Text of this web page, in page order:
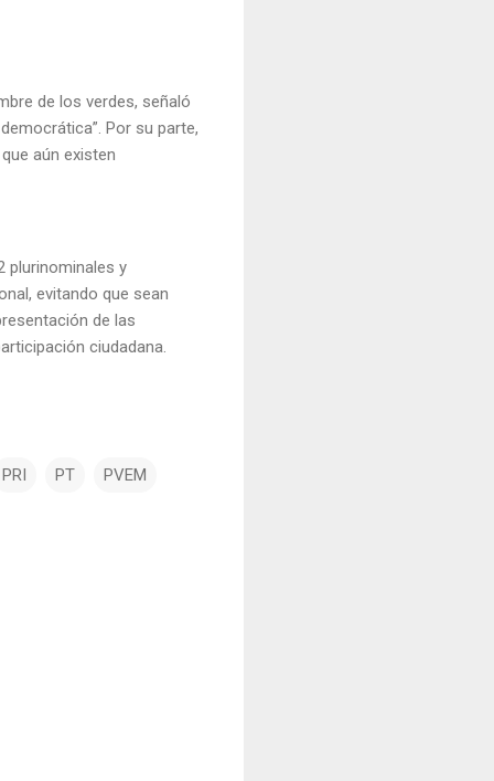
de los verdes, señaló
Por su parte,
aún existen
plurinominales y
evitando que sean
de las
ciudadana.
PRI PT PVEM